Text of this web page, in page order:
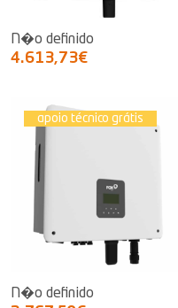
N�o definido
4.613,73€
apoio técnico grátis
N�o definido